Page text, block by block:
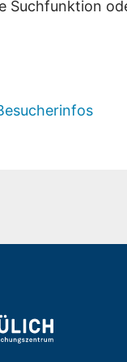
Suchfunktion